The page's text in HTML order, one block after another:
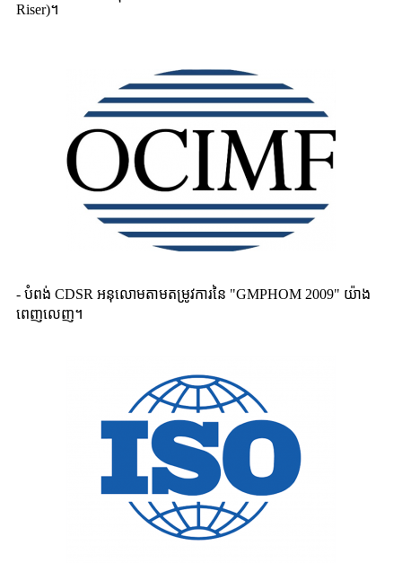
Riser)។
- បំពង់ CDSR អនុលោមតាមតម្រូវការនៃ "GMPHOM 2009" យ៉ាង
ពេញលេញ។